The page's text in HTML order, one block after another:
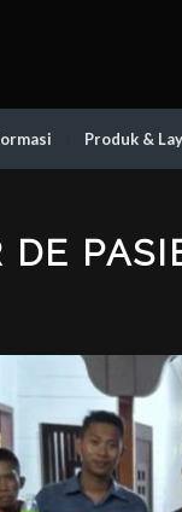
Produk &
DE